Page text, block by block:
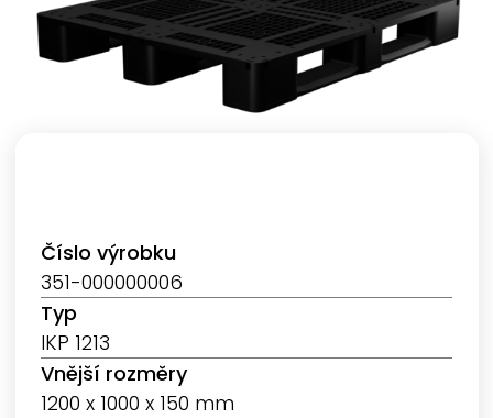
Číslo výrobku
351-000000006
Typ
IKP 1213
Vnější rozměry
1200 x 1000 x 150 mm